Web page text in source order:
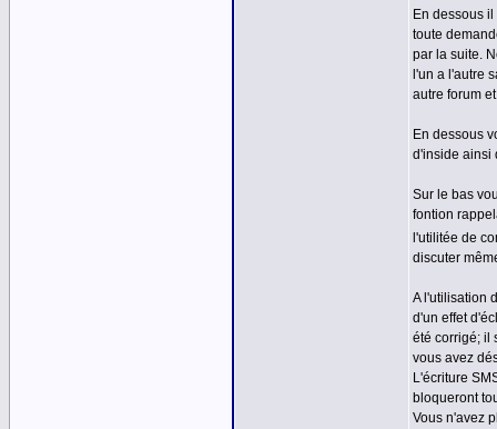
En dessous
toute
par la suite.
l'un a l'autre
autre forum
En dessous
d'inside ainsi
Sur le bas
fontion
l'utilitée de
discuter
A l'utilisation
d'un effet
été corrigé; il
vous avez
L'écriture
bloqueront
Vous n'avez